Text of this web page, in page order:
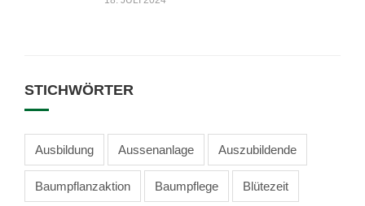
STICHWÖRTER
Ausbildung Aussenanlage Auszubildende
Baumpflanzaktion Baumpflege Blütezeit